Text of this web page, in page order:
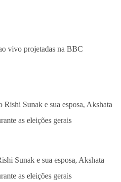
vivo projetadas na BBC
Sunak e sua esposa, Akshata
as eleições gerais